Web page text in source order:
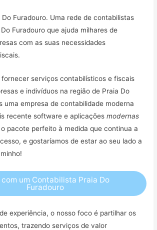
Furadouro. Uma rede de contabilistas
Furadouro que ajuda milhares de
com as suas necessidades
fornecer serviços contabilísticos e fiscais
e indivíduos na região de Praia Do
uma empresa de contabilidade moderna
recente software e aplicaçõesmodernas
pacote perfeito à medida que continua a
e gostaríamos de estar ao seu lado a
com um Contabilista Praia Do
Furadouro
experiência, o nosso foco é partilhar os
trazendo serviços de valor